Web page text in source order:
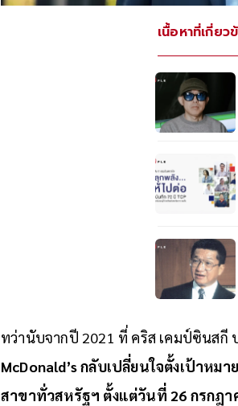
เนื้อหาที่เกี่ยว
ทว่านับจากปี 2021 ที่ คริส เคมป์ซินสกี
McDonald’s กลับเปลี่ยนใจตั้งเป้าห
สาขาทั่วสหรัฐฯ ตั้งแต่วันที่ 26 กรกฎ